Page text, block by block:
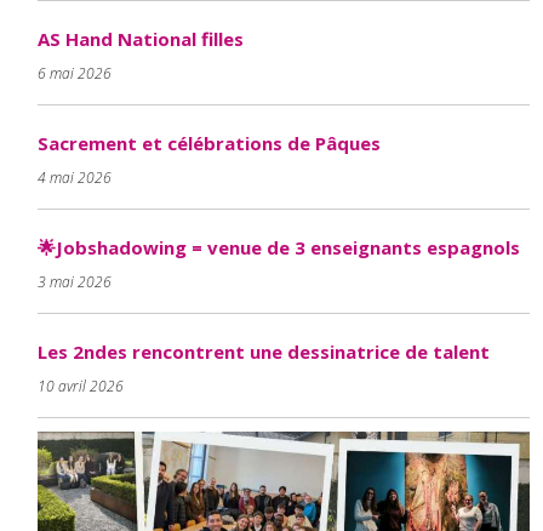
AS Hand National filles
6 mai 2026
Sacrement et célébrations de Pâques
4 mai 2026
🌟Jobshadowing = venue de 3 enseignants espagnols
3 mai 2026
Les 2ndes rencontrent une dessinatrice de talent
10 avril 2026